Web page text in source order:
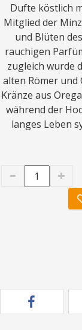
Dufte köstlich
Mitglied der
und Blüten
rauchigen
zugleich wurde
alten Römer
Kränze aus
während der
langes Leben